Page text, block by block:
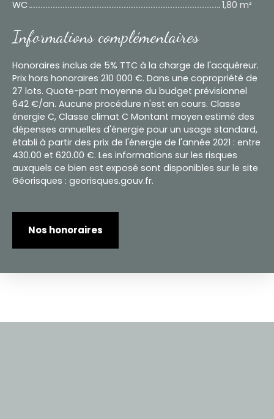
WC 1,80 m²
Informations complémentaires
Honoraires inclus de 5% TTC à la charge de l'acquéreur.
Prix hors honoraires 210 000 €. Dans une copropriété de
27 lots. Quote-part moyenne du budget prévisionnel
642 €/an. Aucune procédure n'est en cours. Classe
énergie C, Classe climat C Montant moyen estimé des
dépenses annuelles d'énergie pour un usage standard,
établi à partir des prix de l'énergie de l'année 2021 : entre
430.00 et 620.00 €. Les informations sur les risques
auxquels ce bien est exposé sont disponibles sur le site
Géorisques : georisques.gouv.fr.
Nos honoraires